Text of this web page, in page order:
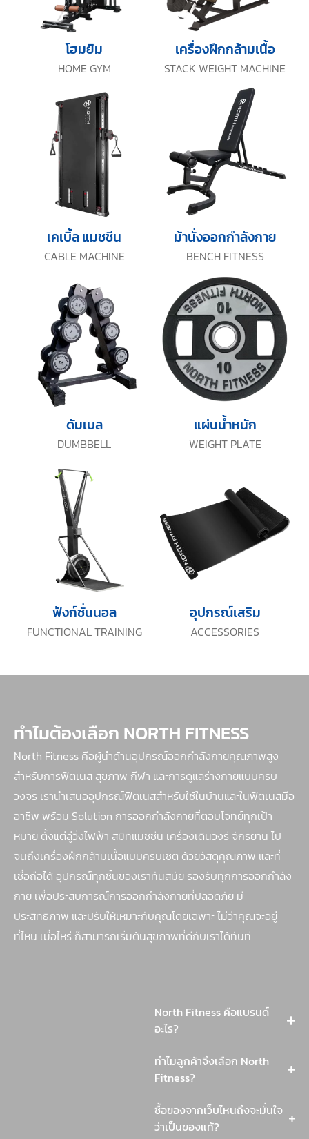
HOME GYM
โฮมยิม
STACK WEIGHT MACHINE
เครื่องฝึกกล้ามเนื้อ
CABLE MACHINE
เคเบิ้ล แมชชีน
BENCH FITNESS
ม้านั่งออกกำลังกาย
DUMBBELL
ดัมเบล
WEIGHT PLATE
แผ่นน้ำหนัก
FUNCTIONAL TRAINING
ฟังก์ชั่นนอล
ACCESSORIES
อุปกรณ์เสริม
ทำไมต้องเลือก NORTH FITNESS
North Fitness คือผู้นำด้านอุปกรณ์ออกกำลังกายคุณภาพสูง
สำหรับการฟิตเนส สุขภาพ กีฬา และการดูแลร่างกายแบบครบ
วงจร เรานำเสนออุปกรณ์ฟิตเนสสำหรับใช้ในบ้านและในฟิตเนสมือ
อาชีพ พร้อม Solution การออกกำลังกายที่ตอบโจทย์ทุกเป้า
หมาย ตั้งแต่ลู่วิ่งไฟฟ้า สมิทแมชชีน เครื่องเดินวงรี จักรยาน ไป
จนถึงเครื่องฝึกกล้ามเนื้อแบบครบเซต ด้วยวัสดุคุณภาพ และที่
เชื่อถือได้ อุปกรณ์ทุกชิ้นของเราทันสมัย รองรับทุกการออกกำลัง
กาย เพื่อประสบการณ์การออกกำลังกายที่ปลอดภัย มี
ประสิทธิภาพ และปรับให้เหมาะกับคุณโดยเฉพาะ ไม่ว่าคุณจะอยู่
ที่ไหน เมื่อไหร่ ก็สามารถเริ่มต้นสุขภาพที่ดีกับเราได้ทันที
North Fitness คือแบรนด์
อะไร?
ทำไมลูกค้าจึงเลือก North
Fitness?
ซื้อของจากเว็บไหนถึงจะมั่นใจ
ว่าเป็นของแท้?